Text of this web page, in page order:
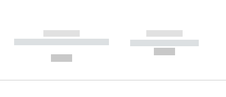
------------
----------- ----------- --------
------------
----------- -----------